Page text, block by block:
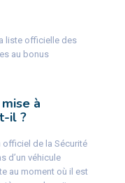
liste officielle des
au bonus
à
il ?
officiel de la Sécurité
d’un véhicule
au moment où il est